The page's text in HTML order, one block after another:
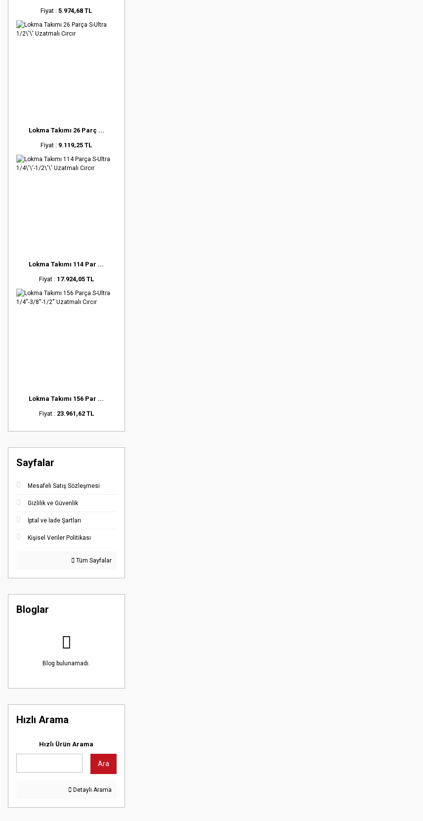
Fiyat :5.974,68 TL
Lokma Takımı 26 Parç ...
Fiyat : 9.119,25 TL
Lokma Takımı 114 Par ...
Fiyat : 17.924,05 TL
Lokma Takımı 156 Par ...
Fiyat : 23.961,62 TL
Sayfalar
Mesafeli Satış Sözleşmesi
Gizlilik ve Güvenlik
İptal ve İade Şartları
Kişisel Veriler Politikası
Tüm Sayfalar
Bloglar
Blog bulunamadı.
Hızlı Arama
Hızlı Ürün Arama
Ara
Detaylı Arama